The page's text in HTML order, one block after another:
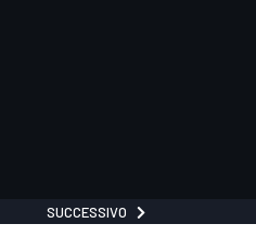
SUCCESSIVO